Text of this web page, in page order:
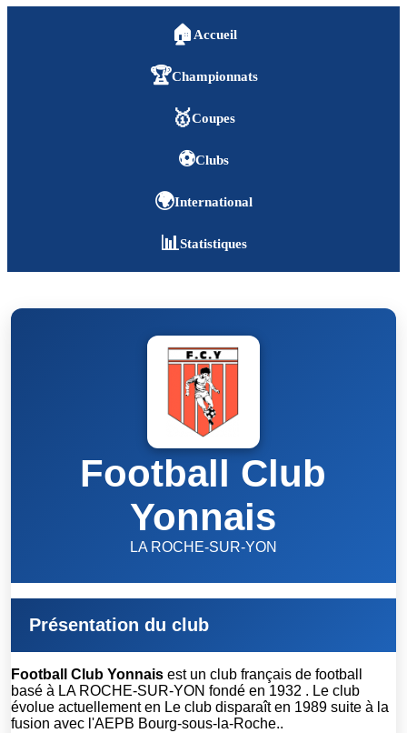
🏠 Accueil
🏆Championnats
🥇Coupes
⚽Clubs
🌍International
📊Statistiques
Football Club
Yonnais
LA ROCHE-SUR-YON
Présentation du club
Football Club Yonnais est un club français de football
basé à LA ROCHE-SUR-YON fondé en 1932 . Le club
évolue actuellement en Le club disparaît en 1989 suite à la
fusion avec l'AEPB Bourg-sous-la-Roche..